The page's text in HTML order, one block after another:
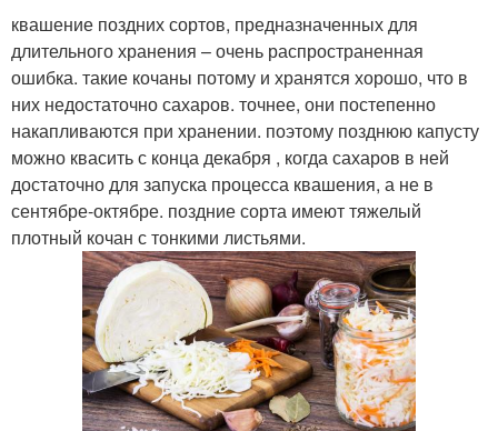
квашение поздних сортов, предназначенных для
длительного хранения – очень распространенная
ошибка. такие кочаны потому и хранятся хорошо, что в
них недостаточно сахаров. точнее, они постепенно
накапливаются при хранении. поэтому позднюю капусту
можно квасить с конца декабря , когда сахаров в ней
достаточно для запуска процесса квашения, а не в
сентябре-октябре. поздние сорта имеют тяжелый
плотный кочан с тонкими листьями.